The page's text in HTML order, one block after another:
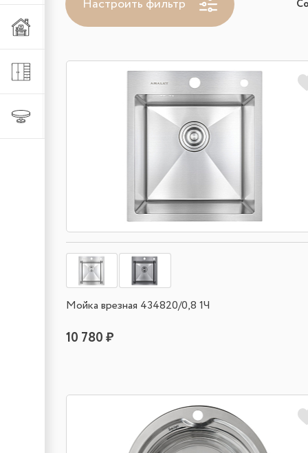
Мебель из металла
Шкафы и стеллажи
Настроить фильтр
Мойка врезная 434820/0,8 1Ч
10 780 ₽